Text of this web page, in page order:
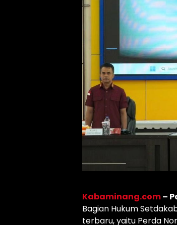
Kabaminang.com–
Bagian Hukum
terbaru, yaitu Perda